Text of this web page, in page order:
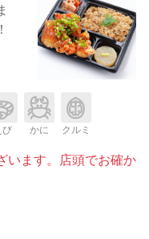
び かに クルミ
います。店頭でお確か